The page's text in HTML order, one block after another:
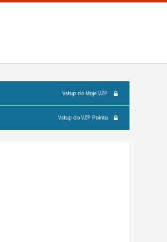
Vstup do Moje VZP
Vstup do VZP Pointu